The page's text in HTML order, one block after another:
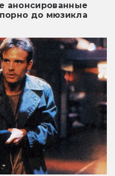
анонсированные
до мюзикла